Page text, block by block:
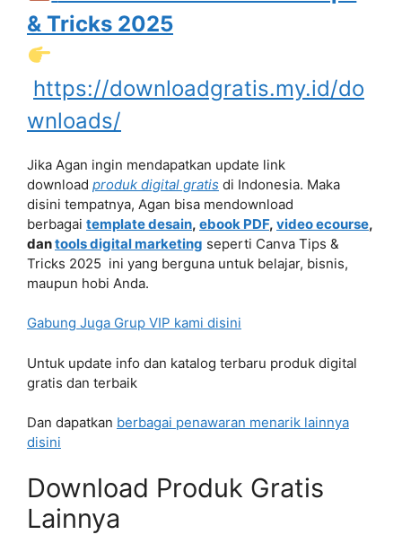
& Tricks 2025
https://downloadgratis.my.id/do
wnloads/
Jika Agan ingin mendapatkan update link
download produk digital gratis di Indonesia. Maka
disini tempatnya, Agan bisa mendownload
berbagai template desain, ebook PDF, video ecourse,
dantools digital marketing seperti Canva Tips &
Tricks 2025 ini yang berguna untuk belajar, bisnis,
maupun hobi Anda.
Gabung Juga Grup VIP kami disini
Untuk update info dan katalog terbaru produk digital
gratis dan terbaik
Dan dapatkan berbagai penawaran menarik lainnya
disini
Download Produk Gratis
Lainnya